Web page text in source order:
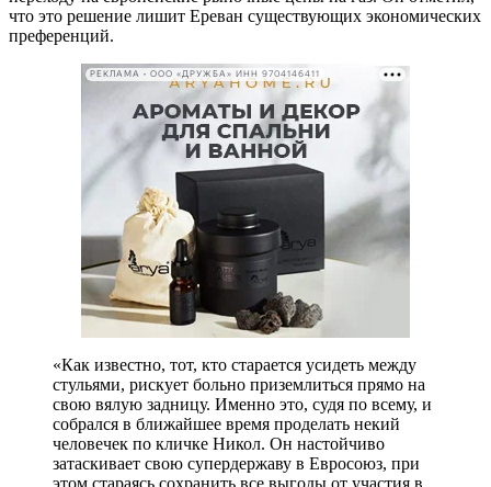
что это решение лишит Ереван существующих экономических
преференций.
РЕКЛАМА • ООО «ДРУЖБА» ИНН 9704146411
«Как известно, тот, кто старается усидеть между
стульями, рискует больно приземлиться прямо на
свою вялую задницу. Именно это, судя по всему, и
собрался в ближайшее время проделать некий
человечек по кличке Никол. Он настойчиво
затаскивает свою супердержаву в Евросоюз, при
этом стараясь сохранить все выгоды от участия в